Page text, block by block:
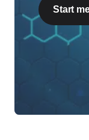
Start